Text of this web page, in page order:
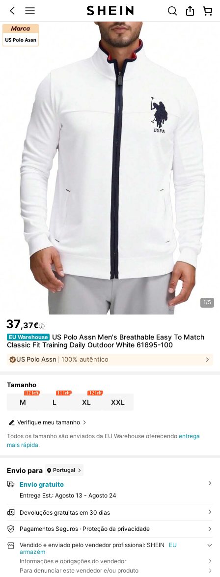
1/5
37,37€
EU Warehouse
US Polo Assn Men's Breathable Easy To Match
Classic Fit Training Daily Outdoor White 61695-100
US Polo Assn 100% autêntico
Tamanho
M
12 left
L
11 left
XL
12 left
XXL
Verifique meu tamanho
Todos os tamanho são enviados da EU Warehouse oferecendoentrega
mais rápida.
Envio para Portugal
Envio gratuito
Entrega Est.: Agosto 13 - Agosto 24
Devoluções gratuitas em 30 dias
Pagamentos Seguros · Proteção da privacidade
Vendido e enviado pelo vendedor profissional: SHEIN
EU
armazém
Informações e obrigações do vendedor
Para denunciar este vendedor e/ou produto